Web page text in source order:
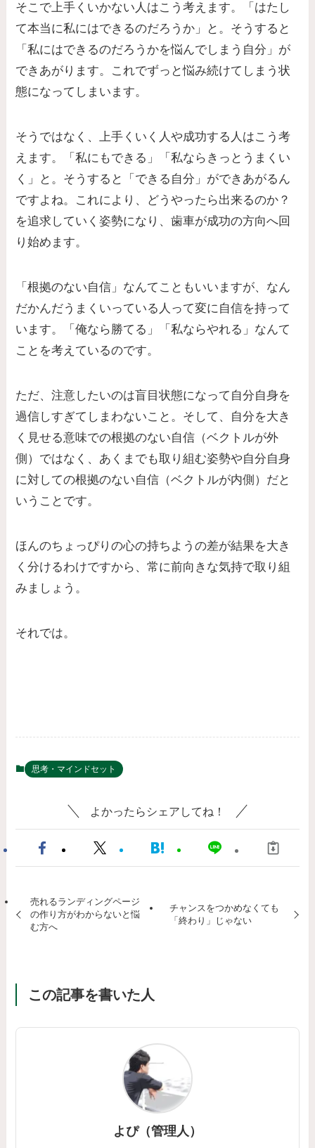
そこで上手くいかない人はこう考えます。「はたし
て本当に私にはできるのだろうか」と。そうすると
「私にはできるのだろうかを悩んでしまう自分」が
できあがります。これでずっと悩み続けてしまう状
態になってしまいます。
そうではなく、上手くいく人や成功する人はこう考
えます。「私にもできる」「私ならきっとうまくい
く」と。そうすると「できる自分」ができあがるん
ですよね。これにより、どうやったら出来るのか？
を追求していく姿勢になり、歯車が成功の方向へ回
り始めます。
「根拠のない自信」なんてこともいいますが、なん
だかんだうまくいっている人って変に自信を持って
います。「俺なら勝てる」「私ならやれる」なんて
ことを考えているのです。
ただ、注意したいのは盲目状態になって自分自身を
過信しすぎてしまわないこと。そして、自分を大き
く見せる意味での根拠のない自信（ベクトルが外
側）ではなく、あくまでも取り組む姿勢や自分自身
に対しての根拠のない自信（ベクトルが内側）だと
いうことです。
ほんのちょっぴりの心の持ちようの差が結果を大き
く分けるわけですから、常に前向きな気持で取り組
みましょう。
それでは。
思考・マインドセット
よかったらシェアしてね！
売れるランディングページ
の作り方がわからないと悩
む方へ
チャンスをつかめなくても
「終わり」じゃない
この記事を書いた人
よぴ（管理人）